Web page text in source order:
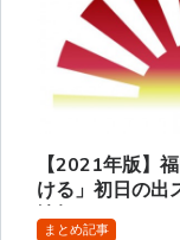
【2021年版】
ける」初日の出
情報まとめ
まとめ記事